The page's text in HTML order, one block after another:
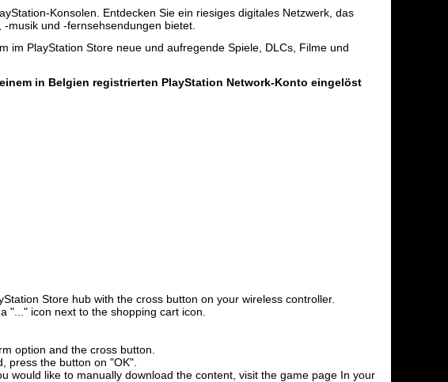
Konsolen. Entdecken Sie ein riesiges digitales Netzwerk, das
musik und -fernsehsendungen bietet.
im PlayStation Store neue und aufregende Spiele, DLCs, Filme und
in Belgien registrierten PlayStation Network-Konto eingelöst
Store hub with the cross button on your wireless controller.
"..." icon next to the shopping cart icon.
option and the cross button.
press the button on "OK".
would like to manually download the content, visit the game page In your